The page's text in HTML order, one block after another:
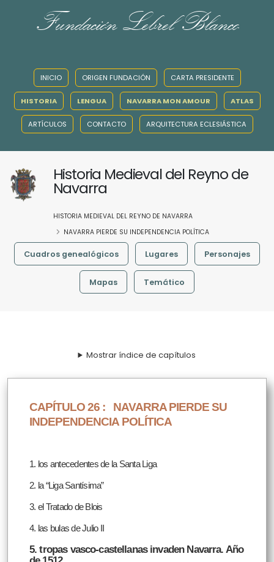
Fundación Lebrel Blanco
INICIO ORIGEN FUNDACIÓN CARTA PRESIDENTE
HISTORIA LENGUA NAVARRA MON AMOUR ATLAS
ARTÍCULOS CONTACTO ARQUITECTURA ECLESIÁSTICA
Historia Medieval del Reyno de
Navarra
HISTORIA MEDIEVAL DEL REYNO DE NAVARRA
NAVARRA PIERDE SU INDEPENDENCIA POLÍTICA
Cuadros genealógicos Lugares Personajes
Mapas Temático
Mostrar índice de capítulos
CAPÍTULO 26 : NAVARRA PIERDE SU
INDEPENDENCIA POLÍTICA
1. los antecedentes de la Santa Liga
2. la “Liga Santísima”
3. el Tratado de Blois
4. las bulas de Julio II
5. tropas vasco-castellanas invaden Navarra. Año